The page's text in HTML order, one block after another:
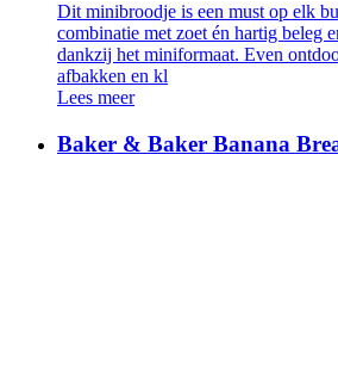
Dit minibroodje is een must op elk
combinatie met zoet én hartig beleg
dankzij het miniformaat. Even
afbakken en kl
Lees meer
Baker & Baker Banana